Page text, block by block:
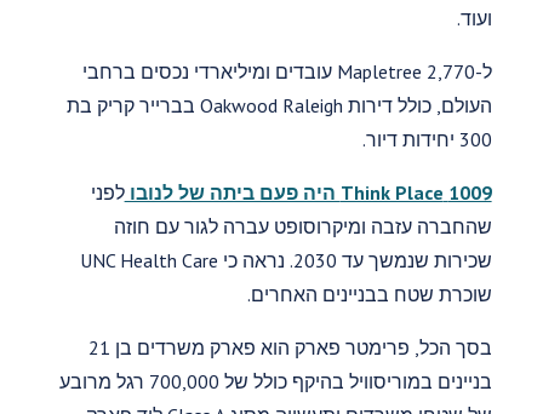
ועוד.
ל-Mapletree 2,770 עובדים ומיליארדי נכסים ברחבי
העולם, כולל דירות Oakwood Raleigh בברייר קריק בת
300 יחידות דיור.
1009 Think Place היה פעם ביתה של לנובו
לפני
שהחברה עזבה ומיקרוסופט עברה לגור עם חוזה
שכירות שנמשך עד 2030. נראה כי UNC Health Care
שוכרת שטח בבניינים האחרים.
בסך הכל, פרימטר פארק הוא פארק משרדים בן 21
בניינים במוריסוויל בהיקף כולל של 700,000 רגל מרובע